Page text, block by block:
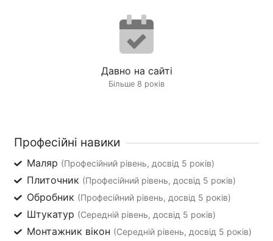
Давно на сайті
Більше 8 років
Професійні навики
Маляр (Професійний рівень, досвід 5 років)
Плиточник (Професійний рівень, досвід 5 років)
Обробник (Професійний рівень, досвід 5 років)
Штукатур (Середній рівень, досвід 5 років)
Монтажник вікон (Середній рівень, досвід 5 років)